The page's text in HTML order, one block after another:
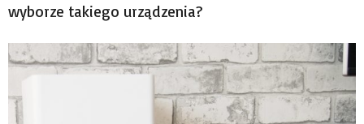
wyborze takiego urządzenia?